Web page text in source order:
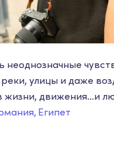
неоднозначные
улицы и даже
жизни, движения…и
Египет